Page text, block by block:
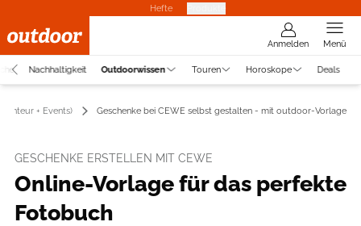
Hefte
Anmelden Menü
Nachhaltigkeit Outdoorwissen Touren Horoskope Deals
+ Events) Geschenke bei CEWE selbst gestalten - mit outdoor-Vorlage
GESCHENKE ERSTELLEN MIT CEWE
Online-Vorlage für das perfekte
Fotobuch